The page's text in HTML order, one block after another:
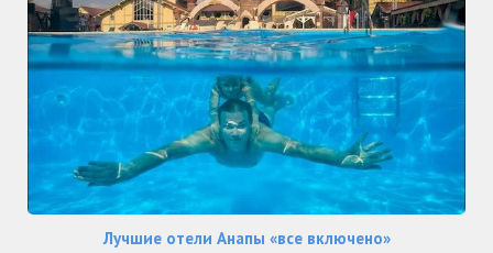
Лучшие отели Анапы «все включено»